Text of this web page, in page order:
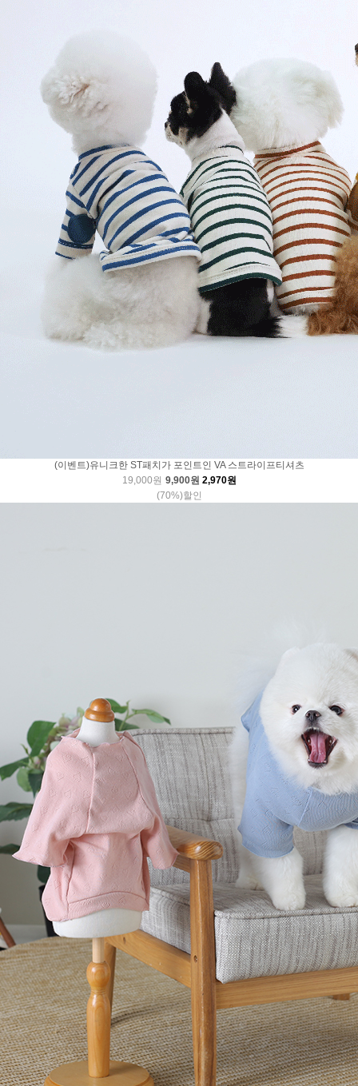
(이벤트)유니크한 ST패치가 포인트인 VA 스트라이프티셔츠
19,000원 9,900원 2,970원
(70%)할인